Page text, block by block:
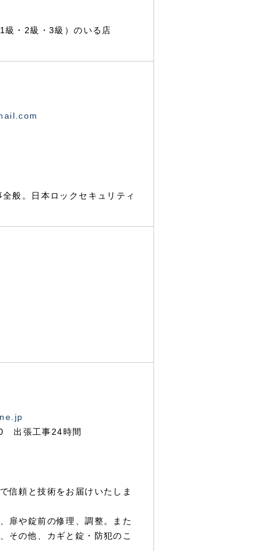
・2級・3級）のいる店
般。日本ロックセキュリティ
出張工事24時間
信頼と技術をお届けいたしま
扉や錠前の修理、調整。また
その他、カギと錠・防犯のこ